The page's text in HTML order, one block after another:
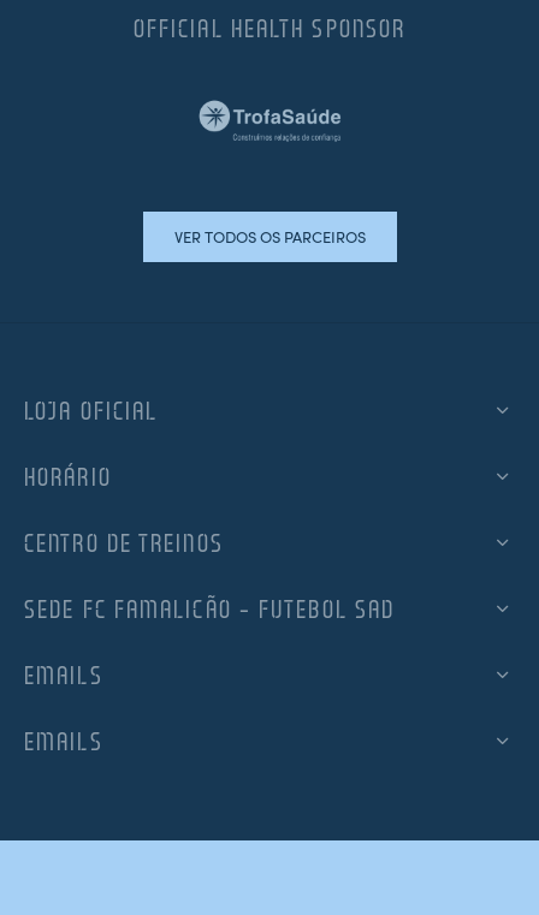
OFFICIAL HEALTH SPONSOR
VER TODOS OS PARCEIROS
LOJA OFICIAL
HORÁRIO
CENTRO DE TREINOS
SEDE FC FAMALICÃO – FUTEBOL SAD
EMAILS
EMAILS